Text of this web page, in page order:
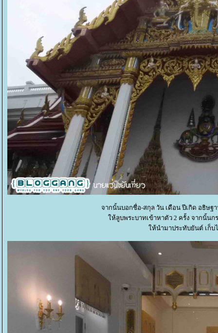
จากนั้นบอกชื่อ-สกุล วัน เดือน ปีเกิด อธิษฐ
ห้ลูบพระบาทเข้าหาตัว 2 ครั้ง จากนั้นก
ห้นำมาประทับยันต์ เก็บ